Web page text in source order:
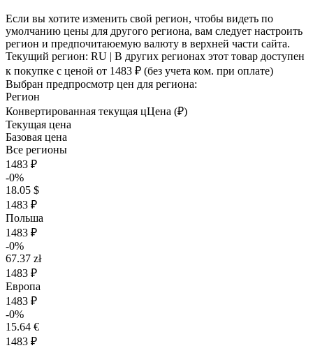
Если вы хотите изменить свой регион, чтобы видеть по
умолчанию цены для другого региона, вам следует настроить
регион и предпочитаюемую валюту в верхней части сайта.
Текущий регион: RU | В других регионах этот товар доступен
к покупке с ценой от 1483 ₽ (без учета ком. при оплате)
Выбран предпросмотр цен для региона:
Регион
Конвертированная текущая цЦена (₽)
Текущая цена
Базовая цена
Все регионы
1483 ₽
-0%
18.05 $
1483 ₽
Польша
1483 ₽
-0%
67.37 zł
1483 ₽
Европа
1483 ₽
-0%
15.64 €
1483 ₽